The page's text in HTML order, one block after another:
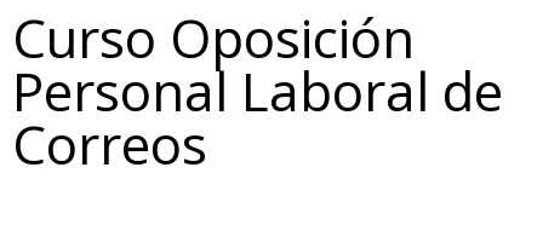
Curso Oposición
Personal Laboral de
Correos